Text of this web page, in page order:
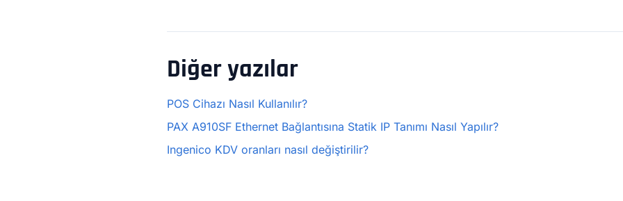
Diğer yazılar
POS Cihazı Nasıl Kullanılır?
PAX A910SF Ethernet Bağlantısına Statik IP Tanımı Nasıl Yapılır?
Ingenico KDV oranları nasıl değiştirilir?